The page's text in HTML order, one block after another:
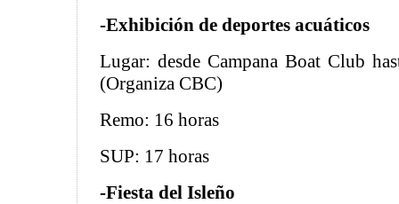
-Exhibición de deportes acuáticos
Lugar: desde Campana Boat Club
(Organiza CBC)
Remo: 16 horas
SUP: 17 horas
-Fiesta del Isleño